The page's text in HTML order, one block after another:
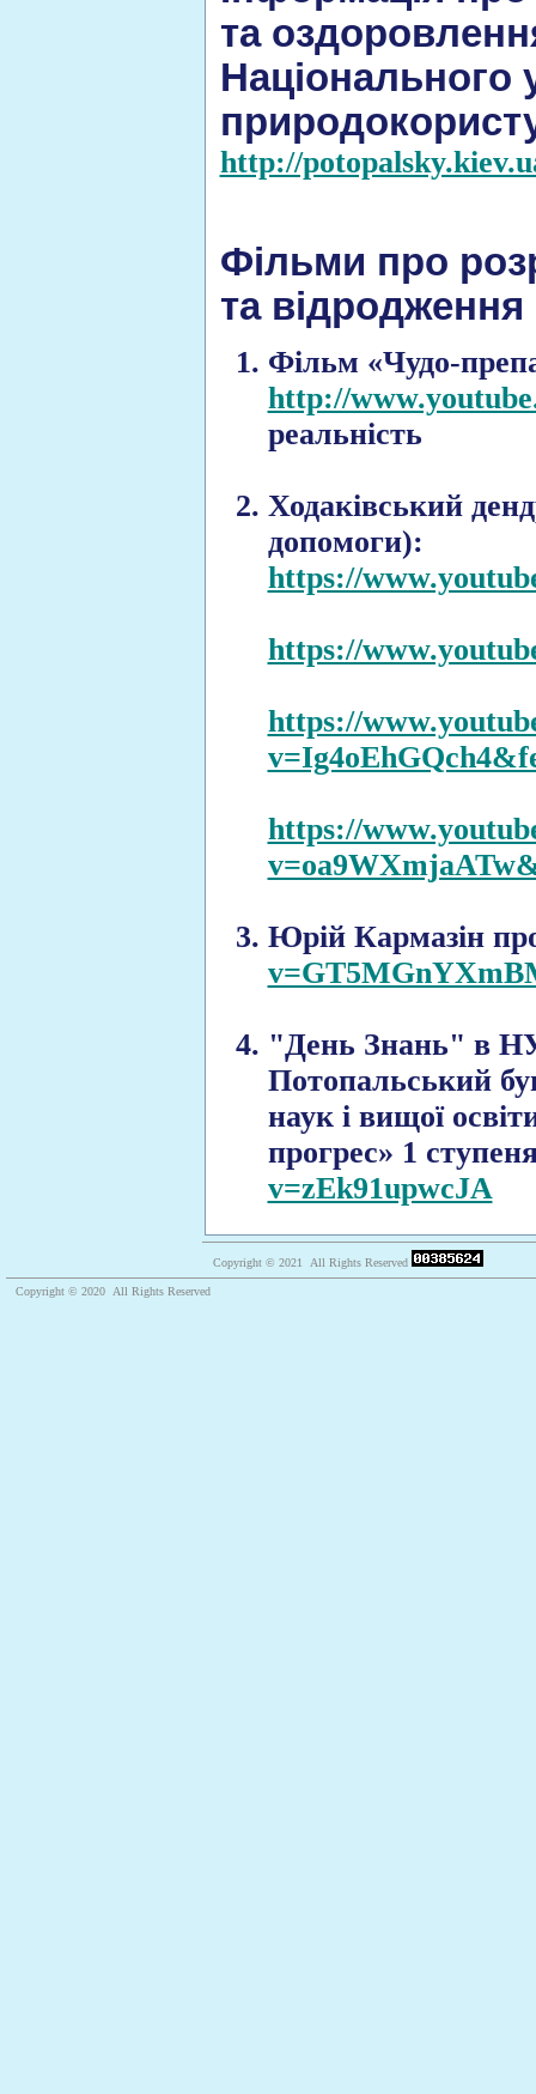
та
Національного
http://
Фільми про
та відродження
Фільм «Чудо-
http://
реальність
Ходаківський
допомоги):
https://
https://
https://
https://
Юрій Кармазін
"День Знань" в
Потопальський
наук і вищої
прогрес» 1
v=zEk91upwcJA
Copyright © 2021 All Rights Reserved
Copyright © 2020 All Rights Reserved